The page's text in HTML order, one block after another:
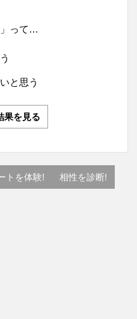
」って…
と思う
果を見る
トを体験! 相性を診断!